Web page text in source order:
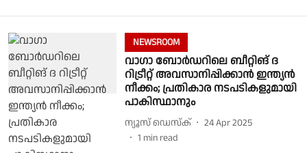
NEWSROOM
വാഗാ ബോര്‍ഡറിലെ ബീറ്റിങ് ദ
റിട്രീറ്റ് അവസാനിപ്പിക്കാന്‍ ഇന്ത്യന്‍
നീക്കം; പ്രതികാര നടപടികളുമായി
പാകിസ്ഥാനും
ന്യൂസ് ഡെസ്ക്
24 Apr 2025
1 min read